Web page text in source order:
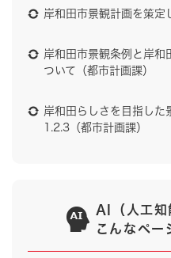
岸和田市景観計画を策定
岸和田市景観条例と岸和
ついて（都市計画課）
岸和田らしさを目指した
1.2.3（都市計画課）
AI（人工知
こんなペー